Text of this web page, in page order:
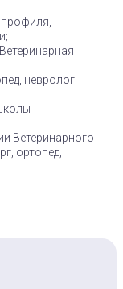
невролог
Ветеринарного
ортопед,